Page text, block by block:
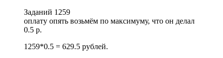
Заданий 1259
оплату опять возьмём по максимуму, что он делал
0.5 р.
1259*0.5 = 629.5 рублей.